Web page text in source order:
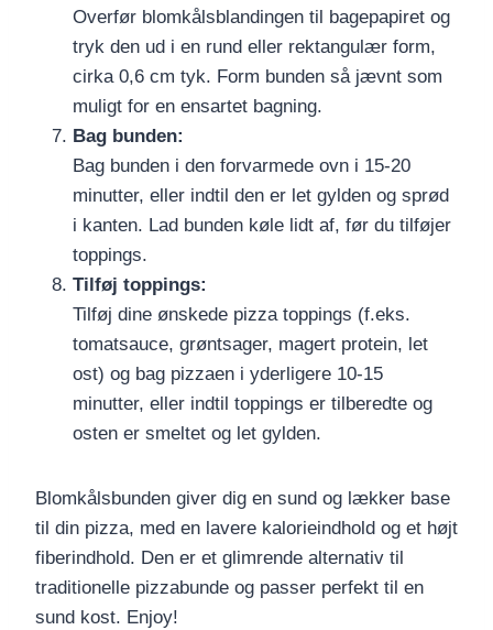
Overfør blomkålsblandingen til bagepapiret og
tryk den ud i en rund eller rektangulær form,
cirka 0,6 cm tyk. Form bunden så jævnt som
muligt for en ensartet bagning.
Bag bunden:
Bag bunden i den forvarmede ovn i 15-20
minutter, eller indtil den er let gylden og sprød
i kanten. Lad bunden køle lidt af, før du tilføjer
toppings.
Tilføj toppings:
Tilføj dine ønskede pizza toppings (f.eks.
tomatsauce, grøntsager, magert protein, let
ost) og bag pizzaen i yderligere 10-15
minutter, eller indtil toppings er tilberedte og
osten er smeltet og let gylden.
Blomkålsbunden giver dig en sund og lækker base
til din pizza, med en lavere kalorieindhold og et højt
fiberindhold. Den er et glimrende alternativ til
traditionelle pizzabunde og passer perfekt til en
sund kost. Enjoy!